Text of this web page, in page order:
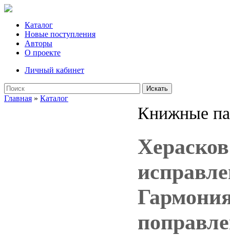
Каталог
Новые поступления
Авторы
О проекте
Личный кабинет
Искать
Главная » Каталог
Книжные